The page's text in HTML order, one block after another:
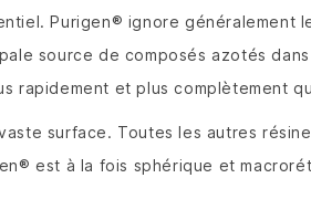
Purigen® ignore généralement
source de composés azotés
rapidement et plus complètement
surface. Toutes les autres
est à la fois sphérique et